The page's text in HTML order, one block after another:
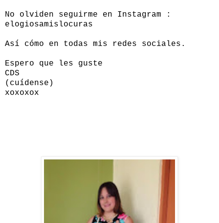
No olviden seguirme en Instagram :
elogiosamislocuras
Así cómo en todas mis redes sociales.
Espero que les guste
CDS
(cuídense)
xoxoxox